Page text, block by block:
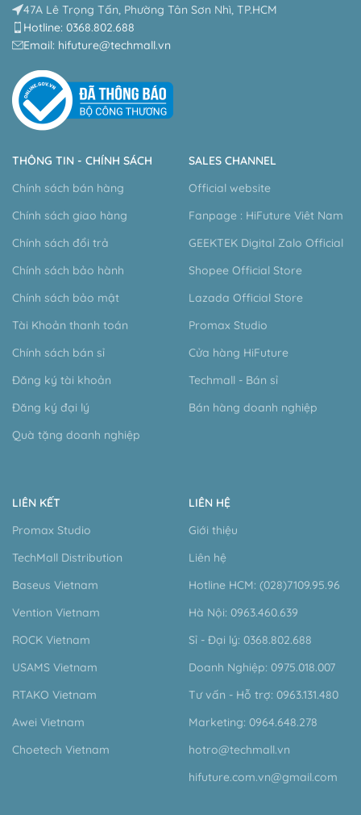
47A Lê Trọng Tấn, Phường Tân Sơn Nhì, TP.HCM
Hotline: 0368.802.688
Email: hifuture@techmall.vn
THÔNG TIN - CHÍNH SÁCH
Chính sách bán hàng
Chính sách giao hàng
Chính sách đổi trả
Chính sách bảo hành
Chính sách bảo mật
Tài Khoản thanh toán
Chính sách bán sỉ
Đăng ký tài khoản
Đăng ký đại lý
Quà tặng doanh nghiệp
SALES CHANNEL
Official website
Fanpage : HiFuture Viêt Nam
GEEKTEK Digital Zalo Official
Shopee Official Store
Lazada Official Store
Promax Studio
Cửa hàng HiFuture
Techmall - Bán sỉ
Bán hàng doanh nghiệp
LIÊN KẾT
Promax Studio
TechMall Distribution
Baseus Vietnam
Vention Vietnam
ROCK Vietnam
USAMS Vietnam
RTAKO Vietnam
Awei Vietnam
Choetech Vietnam
LIÊN HỆ
Giới thiệu
Liên hệ
Hotline HCM: (028)7109.95.96
Hà Nội: 0963.460.639
Sỉ - Đại lý: 0368.802.688
Doanh Nghiệp: 0975.018.007
Tư vấn - Hỗ trợ: 0963.131.480
Marketing: 0964.648.278
hotro@techmall.vn
hifuture.com.vn@gmail.com